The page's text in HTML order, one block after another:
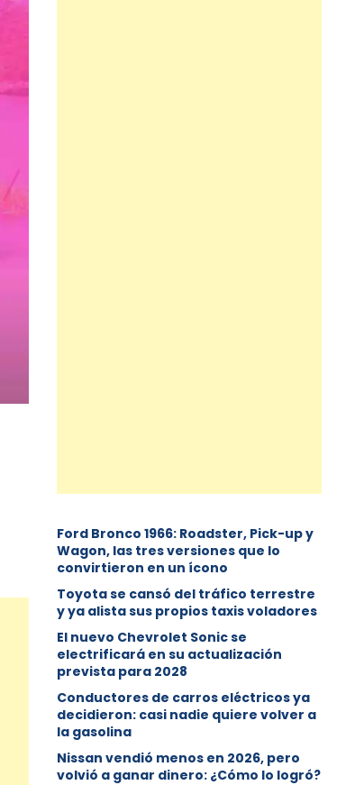
Ford Bronco 1966: Roadster, Pick-up y
Wagon, las tres versiones que lo
convirtieron en un ícono
Toyota se cansó del tráfico terrestre
y ya alista sus propios taxis voladores
El nuevo Chevrolet Sonic se
electrificará en su actualización
prevista para 2028
Conductores de carros eléctricos ya
decidieron: casi nadie quiere volver a
la gasolina
Nissan vendió menos en 2026, pero
volvió a ganar dinero: ¿Cómo lo logró?